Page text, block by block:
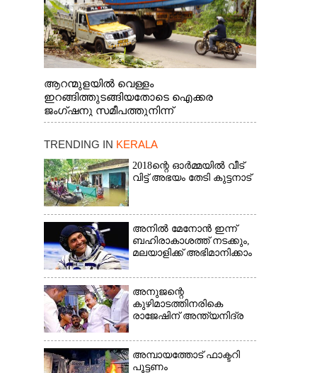
ആറന്മുളയിൽ വെള്ളം
ഇറങ്ങിത്തുടങ്ങിയതോടെ ഐക്കര
ജംഗ്ഷനു സമീപത്തുനിന്ന്
രക്ഷാപ്രവർത്തനത്തിന് കൊല്ലത്ത് നിന്ന്
തിരികെക്കൊണ്ടുപോകുന്നു.
TRENDING IN KERALA
2018ന്റെ ഓർമ്മയിൽ വീട്
വിട്ട് അഭയം തേടി കുട്ടനാട്
അനിൽ മേനോൻ ഇന്ന്
ബഹിരാകാശത്ത് നടക്കും,
മലയാളിക്ക് അഭിമാനിക്കാം
അനുജന്റെ
കുഴിമാടത്തിനരികെ
രാജേഷിന് അന്ത്യനിദ്ര
അമ്പായത്തോട് ഫാക്ടറി
പൂട്ടണം